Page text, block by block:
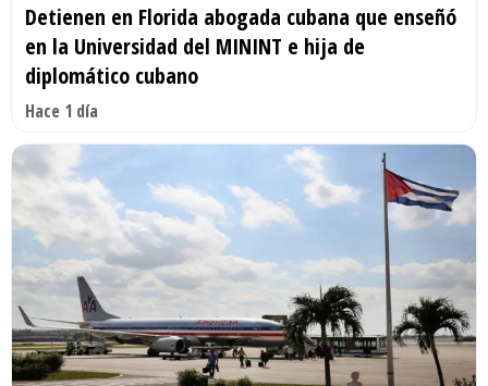
Detienen en Florida abogada cubana que enseñó
en la Universidad del MININT e hija de
diplomático cubano
Hace 1 día